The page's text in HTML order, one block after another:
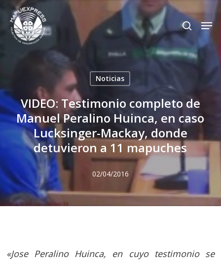
Skip
main
search
Noticias
VIDEO: Testimonio completo de
Manuel Peralino Huinca, en caso
Lucksinger-Mackay, donde
detuvieron a 11 mapuches
02/04/2016
«Jose Peralino Huinca, en cuyo testimonio se
Close
Menu